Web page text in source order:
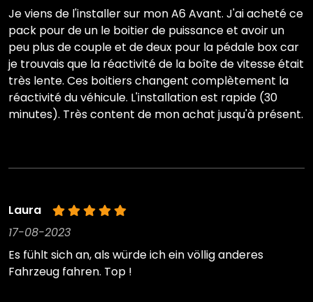
Je viens de l'installer sur mon A6 Avant. J'ai acheté ce
pack pour de un le boitier de puissance et avoir un
peu plus de couple et de deux pour la pédale box car
je trouvais que la réactivité de la boîte de vitesse était
très lente. Ces boitiers changent complètement la
réactivité du véhicule. L'installation est rapide (30
minutes). Très content de mon achat jusqu'à présent.
Laura
17-08-2023
Es fühlt sich an, als würde ich ein völlig anderes
Fahrzeug fahren. Top !